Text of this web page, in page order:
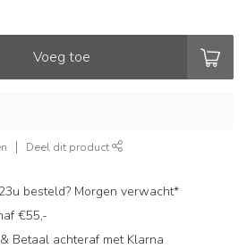
Voeg toe
Deel dit product
besteld? Morgen verwacht*
€55,-
Betaal achteraf met Klarna